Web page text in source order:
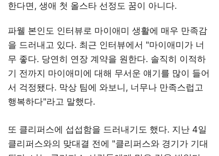
한다면, 생애 첫 올스타 선정도 꿈이 아니다.
파웰 본인도 인터뷰로 마이애미 생활에 매우 만족감
을 드러내고 있다. 최근 인터뷰에서 "마이애미가 너
무 좋다. 당연히 연장 계약을 원한다. 솔직히 이적하
기 전까지 마이애미에 대해 무서운 얘기를 많이 들어
서 걱정됐다. 막상 팀에 와보니, 너무나 만족스럽고
행복하다"라고 말했다.
또 클리퍼스에 섭섭함을 드러내기도 했다. 지난 4일
클리퍼스와의 맞대결 전에 "클리퍼스와 경기가 기대